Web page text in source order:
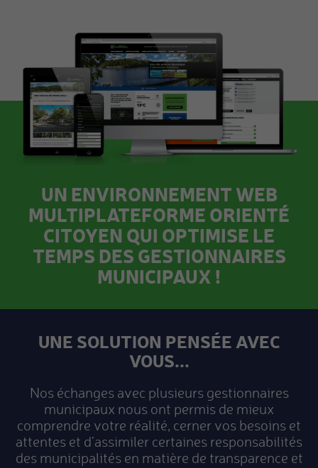
UN ENVIRONNEMENT WEB
MULTIPLATEFORME ORIENTÉ
CITOYEN QUI OPTIMISE LE
TEMPS DES GESTIONNAIRES
MUNICIPAUX !
UNE SOLUTION PENSÉE AVEC
VOUS...
Nos échanges avec plusieurs gestionnaires
municipaux nous ont permis de mieux
comprendre votre réalité, cerner vos besoins et
attentes et d’assimiler certaines responsabilités
des municipalités en matière de transparence et